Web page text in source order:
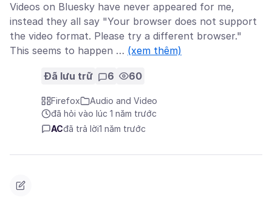
Videos on Bluesky have never appeared for me,
instead they all say "Your browser does not support
the video format. Please try a different browser."
This seems to happen … (xem thêm)
Đã lưu trữ 6 60
Firefox
Audio and Video
đã hỏi vào lúc 1 năm trước
ACđã trả lời1 năm trước